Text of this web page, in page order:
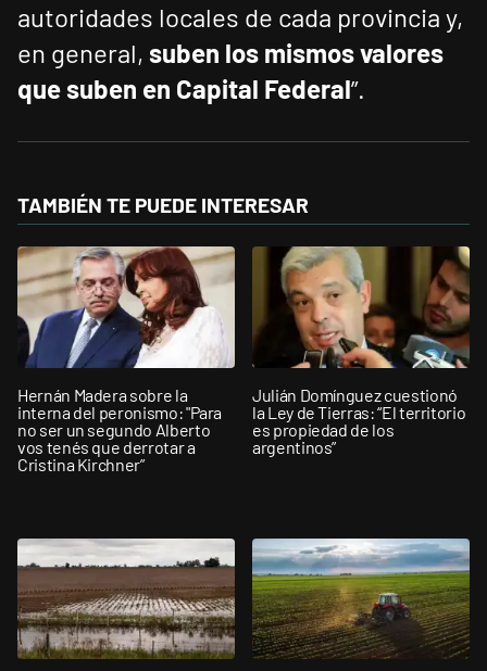
autoridades locales de cada provincia y,
en general, suben los mismos valores
que suben en Capital Federal”.
TAMBIÉN TE PUEDE INTERESAR
Hernán Madera sobre la
interna del peronismo: "Para
no ser un segundo Alberto
vos tenés que derrotar a
Cristina Kirchner”
Julián Domínguez cuestionó
la Ley de Tierras: “El territorio
es propiedad de los
argentinos”